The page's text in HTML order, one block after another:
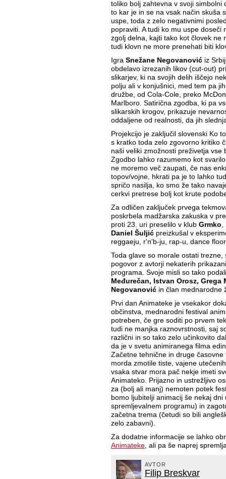
toliko bolj zahtevna v svoji simbolni
to kar je in se na vsak način skuša
uspe, toda z zelo negativnimi
popraviti. A tudi ko mu uspe doseči
zgolj delna, kajti tako kot človek ne
tudi klovn ne more prenehati biti
Igra Snežane Negovanović iz
obdelavo izrezanih likov (cut-out)
slikarjev, ki na svojih delih iščejo
polju ali v konjušnici, med tem pa
družbe, od Cola-Cole, preko
Marlboro. Satirična zgodba, ki pa
slikarskih krogov, prikazuje
oddaljene od realnosti, da jih
Projekcijo je zaključil slovenski Ko
s kratko toda zelo zgovorno kritiko
naši veliki zmožnosti preživetja vse
Zgodbo lahko razumemo kot
ne moremo več zaupati, če nas
topov/vojne, hkrati pa je to lahko
spričo nasilja, ko smo že tako
cerkvi pretrese bolj kot krute
Za odličen zaključek prvega
poskrbela madžarska zakuska v
proti 23. uri preselilo v klub Grmko,
Daniel Šuljić preizkušal v
reggaeju, r'n'b-ju, rap-u, dance
Toda glave so morale ostati
pogovor z avtorji nekaterih
programa. Svoje misli so tako
Međurečan, Istvan Orosz, Grega
Negovanović in član mednarodne
Prvi dan Animateke je vsekakor
občinstva, mednarodni festival
potreben, če gre soditi po prvem
tudi ne manjka raznovrstnosti, saj
različni in so tako zelo učinkovito
da je v svetu animiranega filma
Začetne tehnične in druge
morda zmotile tiste, vajene
vsaka stvar mora pač nekje imeti
Animateko. Prijazno in ustrežljivo
za (bolj ali manj) nemoten potek
bomo ljubitelji animacij še nekaj
spremljevalnem programu) in
začetna trema (četudi so bili
zelo zabavni).
Za dodatne informacije se lahko
Animateke, ali pa še naprej
AVTOR
Filip Breskvar